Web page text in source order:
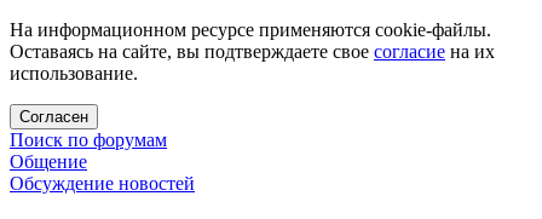
На информационном ресурсе применяются cookie-файлы.
Оставаясь на сайте, вы подтверждаете свое согласие на их
использование.
Согласен
Поиск по форумам
Общение
Обсуждение новостей